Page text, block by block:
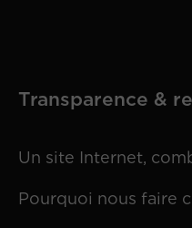
Transparence &
Un site Internet,
Pourquoi nous faire